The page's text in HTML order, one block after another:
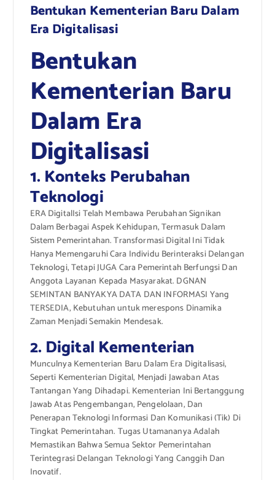
Bentukan Kementerian Baru Dalam
Era Digitalisasi
Bentukan
Kementerian Baru
Dalam Era
Digitalisasi
1. Konteks Perubahan
Teknologi
ERA DigitalIsi Telah Membawa Perubahan Signikan
Dalam Berbagai Aspek Kehidupan, Termasuk Dalam
Sistem Pemerintahan. Transformasi Digital Ini Tidak
Hanya Memengaruhi Cara Individu Berinteraksi Delangan
Teknologi, Tetapi JUGA Cara Pemerintah Berfungsi Dan
Anggota Layanan Kepada Masyarakat. DGNAN
SEMINTAN BANYAKYA DATA DAN INFORMASI Yang
TERSEDIA, Kebutuhan untuk merespons Dinamika
Zaman Menjadi Semakin Mendesak.
2. Digital Kementerian
Munculnya Kementerian Baru Dalam Era Digitalisasi,
Seperti Kementerian Digital, Menjadi Jawaban Atas
Tantangan Yang Dihadapi. Kementerian Ini Bertanggung
Jawab Atas Pengembangan, Pengelolaan, Dan
Penerapan Teknologi Informasi Dan Komunikasi (Tik) Di
Tingkat Pemerintahan. Tugas Utamananya Adalah
Memastikan Bahwa Semua Sektor Pemerintahan
Terintegrasi Delangan Teknologi Yang Canggih Dan
Inovatif.